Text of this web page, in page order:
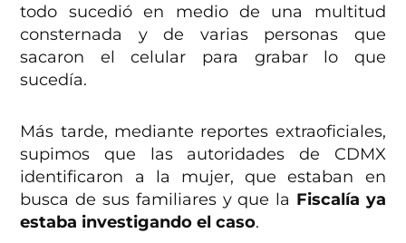
todo sucedió en medio de una multitud
consternada y de varias personas que
sacaron el celular para grabar lo que
sucedía.
Más tarde, mediante reportes extraoficiales,
supimos que las autoridades de CDMX
identificaron a la mujer, que estaban en
busca de sus familiares y que la Fiscalía ya
estaba investigando el caso.